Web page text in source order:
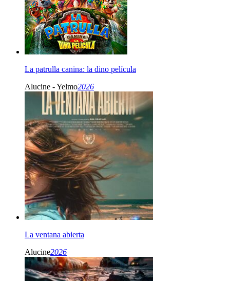
La patrulla canina: la dino película
Alucine - Yelmo2026
La ventana abierta
Alucine2026